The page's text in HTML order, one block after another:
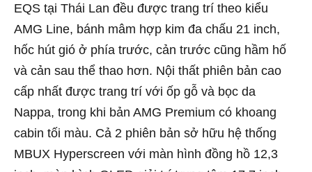
EQS tại Thái Lan đều được trang trí theo kiểu
AMG Line, bánh mâm hợp kim đa chấu 21 inch,
hốc hút gió ở phía trước, cản trước cũng hầm hố
và cản sau thể thao hơn. Nội thất phiên bản cao
cấp nhất được trang trí với ốp gỗ và bọc da
Nappa, trong khi bản AMG Premium có khoang
cabin tối màu. Cả 2 phiên bản sở hữu hệ thống
MBUX Hyperscreen với màn hình đồng hồ 12,3